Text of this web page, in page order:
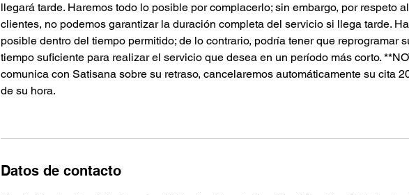
llegará tarde. Haremos todo lo posible por complacerlo; sin embargo, por respeto
clientes, no podemos garantizar la duración completa del servicio si llega tarde.
posible dentro del tiempo permitido; de lo contrario, podría tener que reprogramar
tiempo suficiente para realizar el servicio que desea en un período más corto.
comunica con Satisana sobre su retraso, cancelaremos automáticamente su cita
de su hora.
Datos de contacto